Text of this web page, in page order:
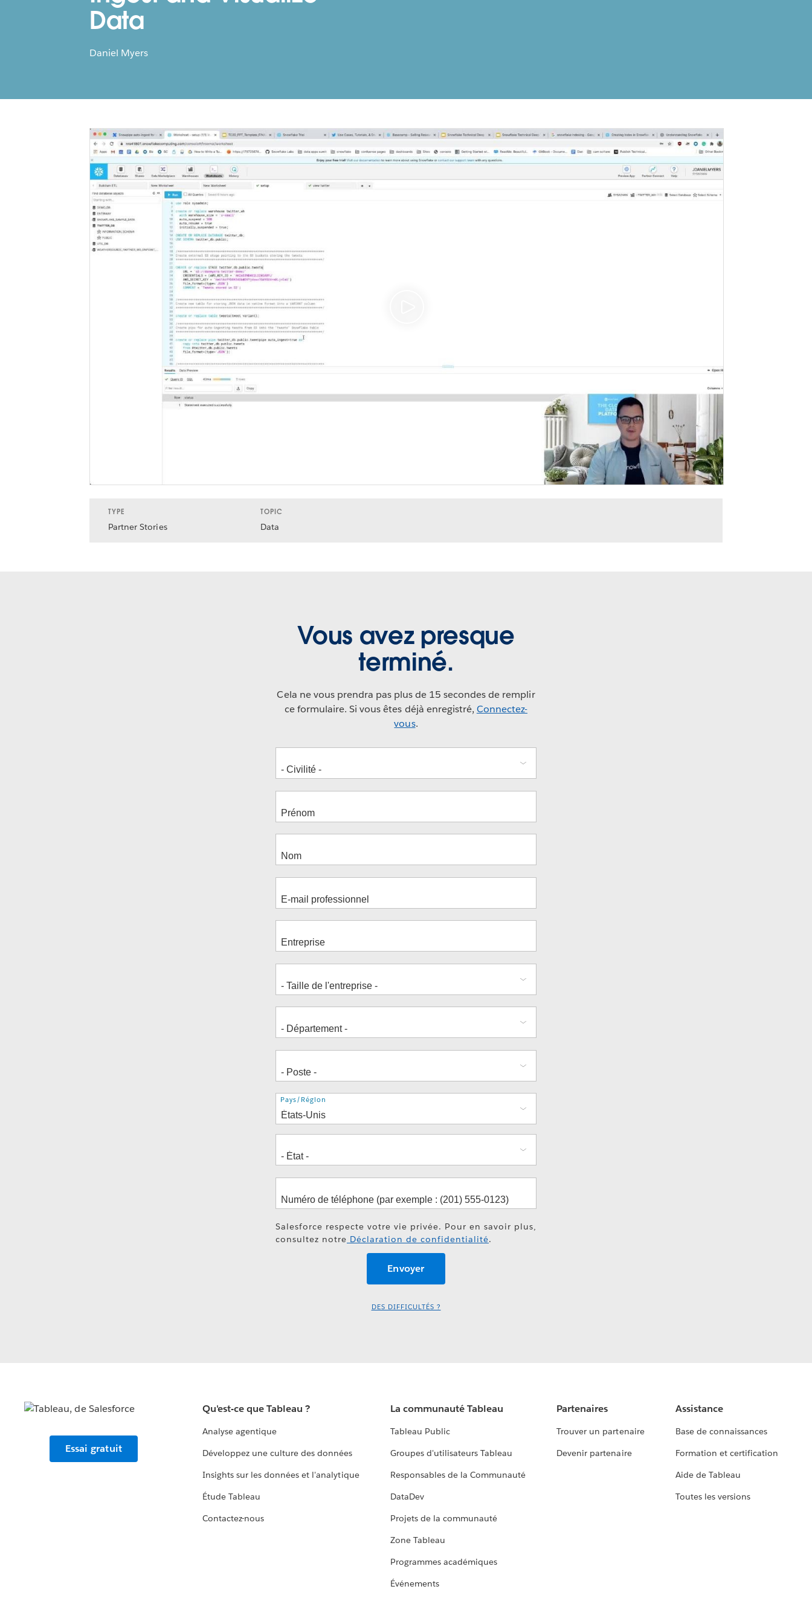
Data
Daniel Myers
TYPE
Partner Stories
TOPIC
Data
Vous avez presque
terminé.
Cela ne vous prendra pas plus de 15 secondes de remplir
ce formulaire. Si vous êtes déjà enregistré, Connectez-
vous.
Adresse
Pays/Région
Salesforce respecte votre vie privée. Pour en savoir plus,
consultez notre Déclaration de confidentialité.
DES DIFFICULTÉS ?
Essai gratuit
Qu'est-ce que Tableau ?
Analyse agentique
Développez une culture des données
Insights sur les données et l'analytique
Étude Tableau
Contactez-nous
La communauté Tableau
Tableau Public
Groupes d'utilisateurs Tableau
Responsables de la Communauté
DataDev
Projets de la communauté
Zone Tableau
Programmes académiques
Événements
Partenaires
Trouver un partenaire
Devenir partenaire
Assistance
Base de connaissances
Formation et certification
Aide de Tableau
Toutes les versions